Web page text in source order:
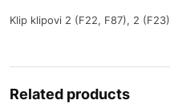
Klip klipovi 2 (F22, F87), 2 (F23)
Related products